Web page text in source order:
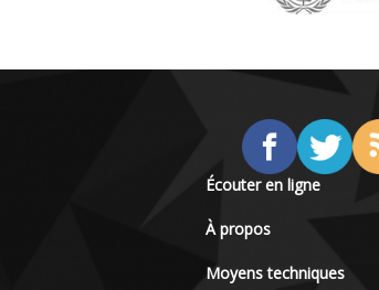
Écouter en ligne
À propos
Moyens techniques